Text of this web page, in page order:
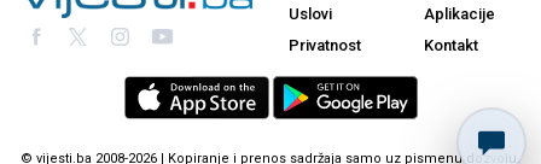
Uslovi
Privatnost
Aplikacije
Kontakt
© vijesti.ba 2008-2026 | Kopiranje i prenos sadržaja samo uz pismenu dozvolu.